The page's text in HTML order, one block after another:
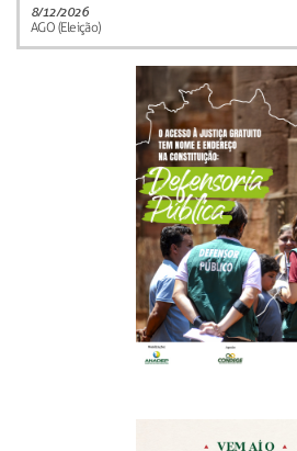
8/12/2026
AGO (Eleição)